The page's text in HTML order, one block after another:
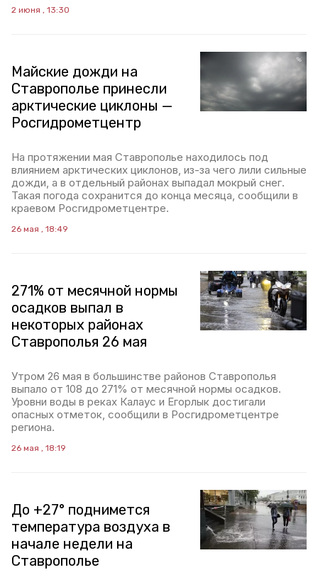
2 июня , 13:30
Майские дожди на
Ставрополье принесли
арктические циклоны —
Росгидрометцентр
На протяжении мая Ставрополье находилось под
влиянием арктических циклонов, из-за чего лили сильные
дожди, а в отдельный районах выпадал мокрый снег.
Такая погода сохранится до конца месяца, сообщили в
краевом Росгидрометцентре.
26 мая , 18:49
271% от месячной нормы
осадков выпал в
некоторых районах
Ставрополья 26 мая
Утром 26 мая в большинстве районов Ставрополья
выпало от 108 до 271% от месячной нормы осадков.
Уровни воды в реках Калаус и Егорлык достигали
опасных отметок, сообщили в Росгидрометцентре
региона.
26 мая , 18:19
До +27° поднимется
температура воздуха в
начале недели на
Ставрополье